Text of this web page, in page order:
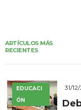
ARTÍCULOS MÁS
RECIENTES
EDUCACI
ÓN
31/